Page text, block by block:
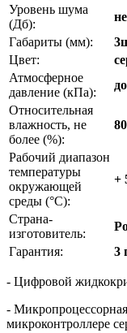
Уровень шума
(Дб):
Габариты (мм):
Цвет:
Атмосферное
давление (кПа):
Относительная
влажность, не
более (%):
80
Рабочий диапазон
температуры
окружающей
среды (°С):
+
Страна-
изготовитель:
Гарантия:
3
- Цифровой
-
микроконтроллере